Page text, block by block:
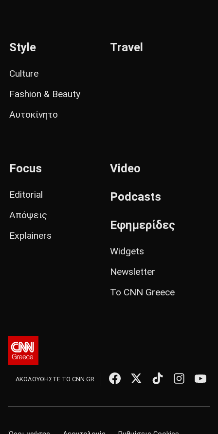
Style
Culture
Fashion & Beauty
Αυτοκίνητο
Travel
Focus
Editorial
Απόψεις
Explainers
Video
Podcasts
Εφημερίδες
Widgets
Newsletter
Το CNN Greece
ΑΚΟΛΟΥΘΗΣΤΕ ΤΟ CNN.GR